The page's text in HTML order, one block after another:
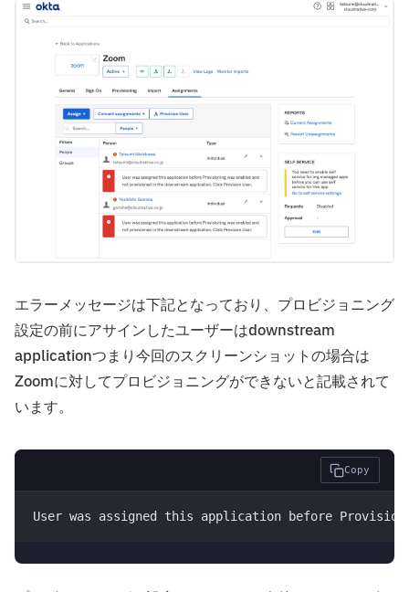
エラーメッセージは下記となっており、プロビジョニング
設定の前にアサインしたユーザーはdownstream
applicationつまり今回のスクリーンショットの場合は
Zoomに対してプロビジョニングができないと記載されて
います。
Copy
User was assigned this application before